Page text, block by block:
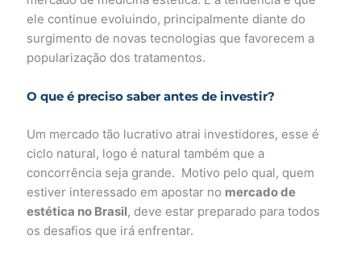
ele continue evoluindo, principalmente diante do
surgimento de novas tecnologias que favorecem a
popularização dos tratamentos.
O que é preciso saber antes de investir?
Um mercado tão lucrativo atrai investidores, esse é
ciclo natural, logo é natural também que a
concorrência seja grande. Motivo pelo qual, quem
estiver interessado em apostar no mercado de
estética no Brasil, deve estar preparado para todos
os desafios que irá enfrentar.